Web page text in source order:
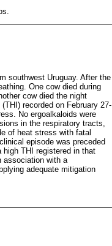
southwest Uruguay. After the
One cow died during
cow died the night
recorded on February 27-
No ergoalkaloids were
in the respiratory tracts,
of heat stress with fatal
episode was preceded
THI registered in that
association with a
adequate mitigation